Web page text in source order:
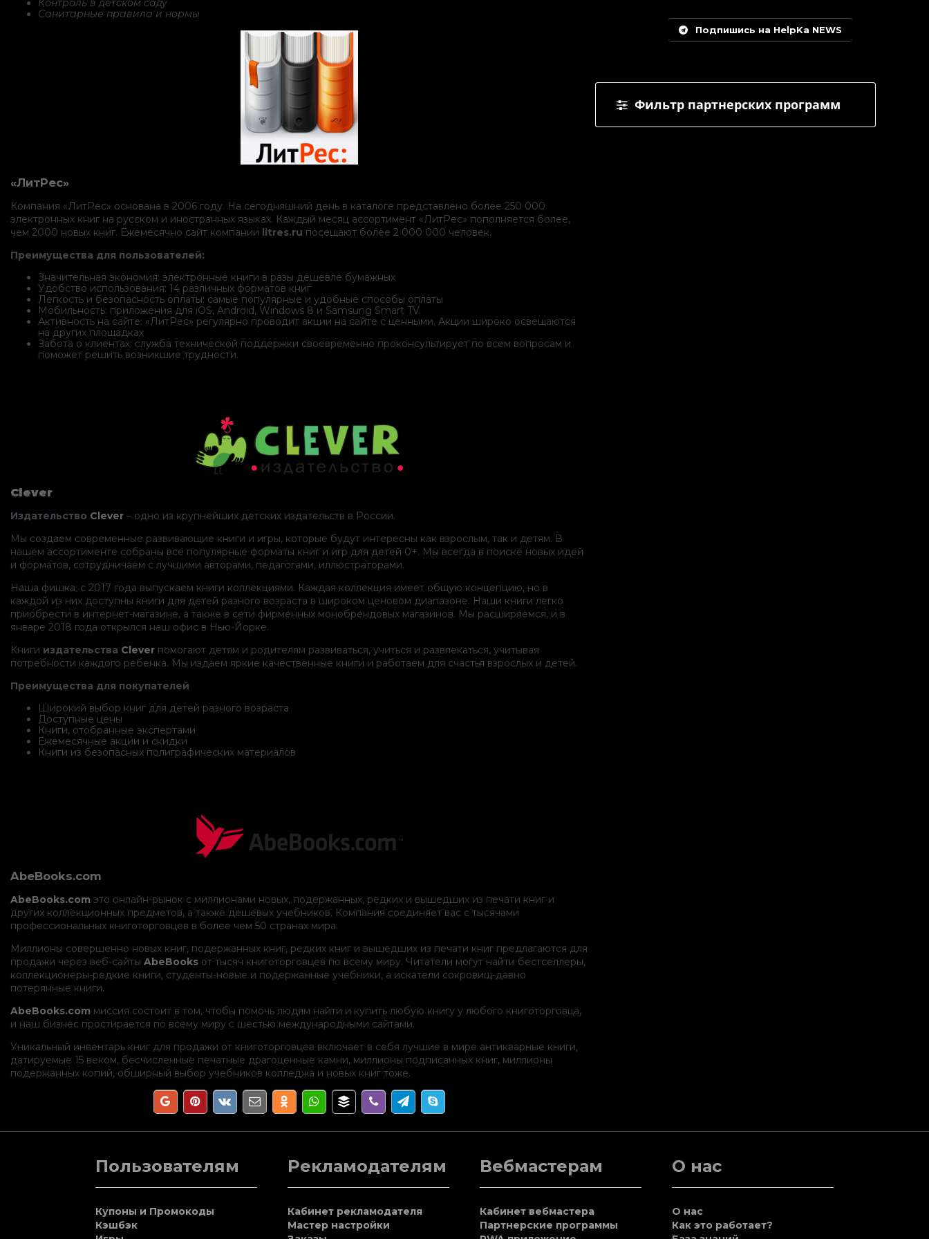
Контроль в детском саду
Санитарные правила и нормы
«ЛитРес»
Компания «ЛитРес» основана в 2006 году. На сегодняшний день в каталоге представлено более 250 000
электронных книг на русском и иностранных языках. Каждый месяц ассортимент «ЛитРес» пополняется более,
чем 2000 новых книг. Ежемесячно сайт компании litres.ru посещают более 2 000 000 человек.
Преимущества для пользователей:
Значительная экономия: электронные книги в разы дешевле бумажных
Удобство использования: 14 различных форматов книг
Легкость и безопасность оплаты: самые популярные и удобные способы оплаты
Мобильность: приложения для iOS, Android, Windows 8 и Samsung Smart TV.
Активность на сайте: «ЛитРес» регулярно проводит акции на сайте с ценными. Акции широко освещаются
на других площадках
Забота о клиентах: служба технической поддержки своевременно проконсультирует по всем вопросам и
поможет решить возникшие трудности.
Clever
Издательство Clever – одно из крупнейших детских издательств в России.
Мы создаем современные развивающие книги и игры, которые будут интересны как взрослым, так и детям. В
нашем ассортименте собраны все популярные форматы книг и игр для детей 0+. Мы всегда в поиске новых идей
и форматов, сотрудничаем с лучшими авторами, педагогами, иллюстраторами.
Наша фишка: с 2017 года выпускаем книги коллекциями. Каждая коллекция имеет общую концепцию, но в
каждой из них доступны книги для детей разного возраста в широком ценовом диапазоне. Наши книги легко
приобрести в интернет-магазине, а также в сети фирменных монобрендовых магазинов. Мы расширяемся, и в
январе 2018 года открылся наш офис в Нью-Йорке.
Книги издательства Clever помогают детям и родителям развиваться, учиться и развлекаться, учитывая
потребности каждого ребенка. Мы издаем яркие качественные книги и работаем для счастья взрослых и детей.
Преимущества для покупателей
Широкий выбор книг для детей разного возраста
Доступные цены
Книги, отобранные экспертами
Ежемесячные акции и скидки
Книги из безопасных полиграфических материалов
AbeBooks.com
AbeBooks.com это онлайн-рынок с миллионами новых, подержанных, редких и вышедших из печати книг и
других коллекционных предметов, а также дешевых учебников. Компания соединяет вас с тысячами
профессиональных книготорговцев в более чем 50 странах мира.
Миллионы совершенно новых книг, подержанных книг, редких книг и вышедших из печати книг предлагаются для
продажи через веб-сайты AbeBooks от тысяч книготорговцев по всему миру. Читатели могут найти бестселлеры,
коллекционеры-редкие книги, студенты-новые и подержанные учебники, а искатели сокровищ-давно
потерянные книги.
AbeBooks.com миссия состоит в том, чтобы помочь людям найти и купить любую книгу у любого книготорговца,
и наш бизнес простирается по всему миру с шестью международными сайтами.
Уникальный инвентарь книг для продажи от книготорговцев включает в себя лучшие в мире антикварные книги,
датируемые 15 веком, бесчисленные печатные драгоценные камни, миллионы подписанных книг, миллионы
подержанных копий, обширный выбор учебников колледжа и новых книг тоже.
Подпишись на HelpKa NEWS
Фильтр партнерских программ
Пользователям
Купоны и Промокоды
Кэшбэк
Рекламодателям
Кабинет рекламодателя
Мастер настройки
Вебмастерам
Кабинет вебмастера
Партнерские программы
О нас
О нас
Как это работает?